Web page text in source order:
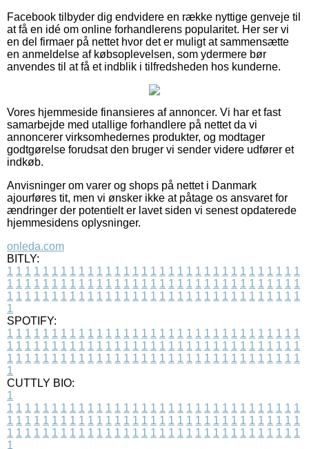
Facebook tilbyder dig endvidere en række nyttige genveje til
at få en idé om online forhandlerens popularitet. Her ser vi
en del firmaer på nettet hvor det er muligt at sammensætte
en anmeldelse af købsoplevelsen, som ydermere bør
anvendes til at få et indblik i tilfredsheden hos kunderne.
Vores hjemmeside finansieres af annoncer. Vi har et fast
samarbejde med utallige forhandlere på nettet da vi
annoncerer virksomhedernes produkter, og modtager
godtgørelse forudsat den bruger vi sender videre udfører et
indkøb.
Anvisninger om varer og shops på nettet i Danmark
ajourføres tit, men vi ønsker ikke at påtage os ansvaret for
ændringer der potentielt er lavet siden vi senest opdaterede
hjemmesidens oplysninger.
onleda.com
BITLY:
1 1 1 1 1 1 1 1 1 1 1 1 1 1 1 1 1 1 1 1 1 1 1 1 1 1 1 1 1 1 1 1 1
1 1 1 1 1 1 1 1 1 1 1 1 1 1 1 1 1 1 1 1 1 1 1 1 1 1 1 1 1 1 1 1 1
1 1 1 1 1 1 1 1 1 1 1 1 1 1 1 1 1 1 1 1 1 1 1 1 1 1 1 1 1 1 1 1 1
1
SPOTIFY:
1 1 1 1 1 1 1 1 1 1 1 1 1 1 1 1 1 1 1 1 1 1 1 1 1 1 1 1 1 1 1 1 1
1 1 1 1 1 1 1 1 1 1 1 1 1 1 1 1 1 1 1 1 1 1 1 1 1 1 1 1 1 1 1 1 1
1 1 1 1 1 1 1 1 1 1 1 1 1 1 1 1 1 1 1 1 1 1 1 1 1 1 1 1 1 1 1 1 1
1
CUTTLY BIO:
1
1 1 1 1 1 1 1 1 1 1 1 1 1 1 1 1 1 1 1 1 1 1 1 1 1 1 1 1 1 1 1 1 1
1 1 1 1 1 1 1 1 1 1 1 1 1 1 1 1 1 1 1 1 1 1 1 1 1 1 1 1 1 1 1 1 1
1 1 1 1 1 1 1 1 1 1 1 1 1 1 1 1 1 1 1 1 1 1 1 1 1 1 1 1 1 1 1 1 1
1